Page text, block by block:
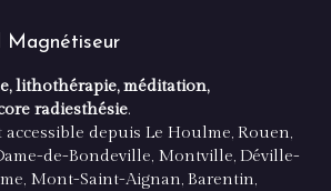
Magnétiseur
lithothérapie, méditation,
radiesthésie.
depuis Le Houlme, Rouen,
de-Bondeville, Montville, Déville-
Mont-Saint-Aignan, Barentin,